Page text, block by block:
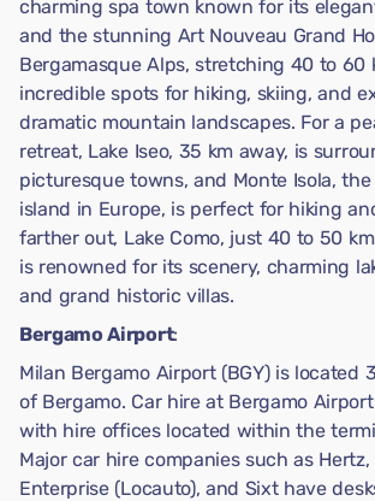
charming spa town known for its
and the stunning Art Nouveau Grand
Bergamasque Alps, stretching 40 to 60
incredible spots for hiking, skiing, and
dramatic mountain landscapes. For a
retreat, Lake Iseo, 35 km away, is
picturesque towns, and Monte Isola,
island in Europe, is perfect for hiking
farther out, Lake Como, just 40 to 50
is renowned for its scenery, charming
and grand historic villas.
Bergamo Airport:
Milan Bergamo Airport (BGY) is located
of Bergamo. Car hire at Bergamo
with hire offices located within the
Major car hire companies such as Hertz,
Enterprise (Locauto), and Sixt have